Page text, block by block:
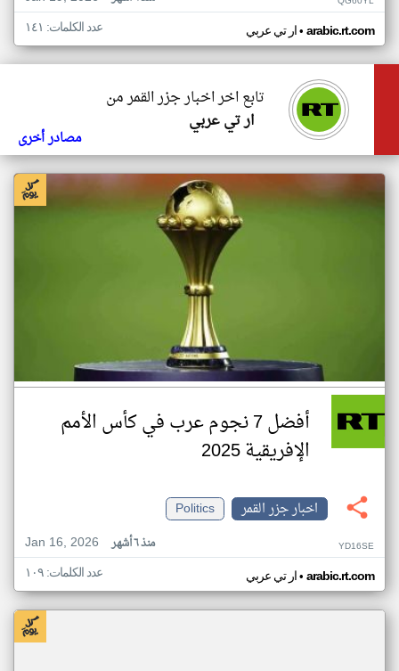
ار تي عربي• arabic.rt.com عدد الكلمات: ١٤١
تابع اخر اخبار جزر القمر من
ار تي عربي
مصادر أخرى
أفضل 7 نجوم عرب في كأس الأمم
الإفريقية 2025
اخبار جزر القمر
Politics
Jan 16, 2026
منذ ٦ أشهر YD16SE
ار تي عربي• arabic.rt.com عدد الكلمات: ١٠٩